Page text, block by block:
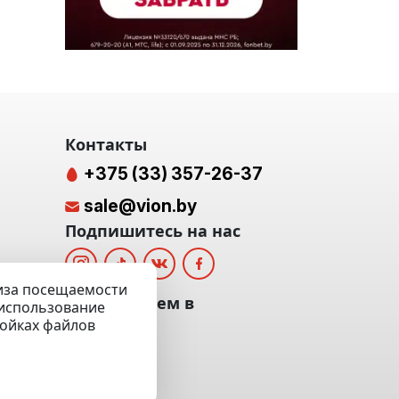
посещаемости
файлов
Контакты
+375 (33) 357-26-37
sale@vion.by
Подпишитесь на нас
Мы отвечаем в